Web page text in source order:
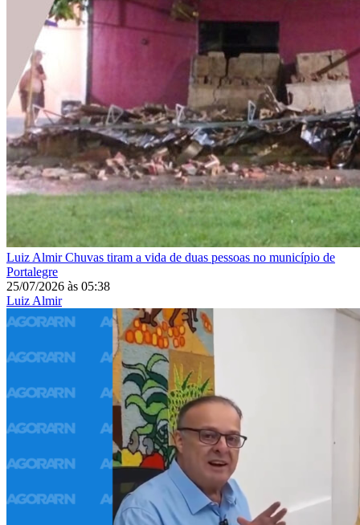
Luiz AlmirChuvas tiram a vida de duas pessoas no município de
Portalegre
25/07/2026 às 05:38
Luiz Almir